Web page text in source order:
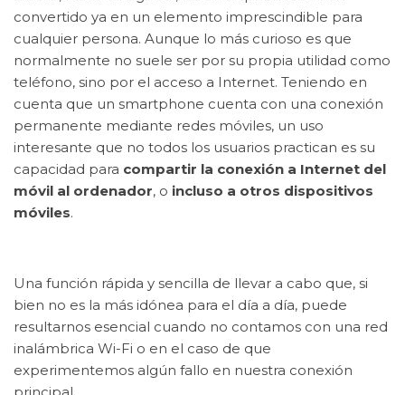
convertido ya en un elemento imprescindible para
cualquier persona. Aunque lo más curioso es que
normalmente no suele ser por su propia utilidad como
teléfono, sino por el acceso a Internet. Teniendo en
cuenta que un smartphone cuenta con una conexión
permanente mediante redes móviles, un uso
interesante que no todos los usuarios practican es su
capacidad para compartir la conexión a Internet del
móvil al ordenador, o incluso a otros dispositivos
móviles.
Una función rápida y sencilla de llevar a cabo que, si
bien no es la más idónea para el día a día, puede
resultarnos esencial cuando no contamos con una red
inalámbrica Wi-Fi o en el caso de que
experimentemos algún fallo en nuestra conexión